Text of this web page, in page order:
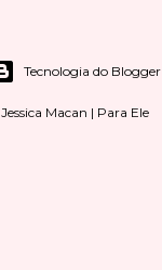
Tecnologia do Blogger
Jessica Macan | Para Ele